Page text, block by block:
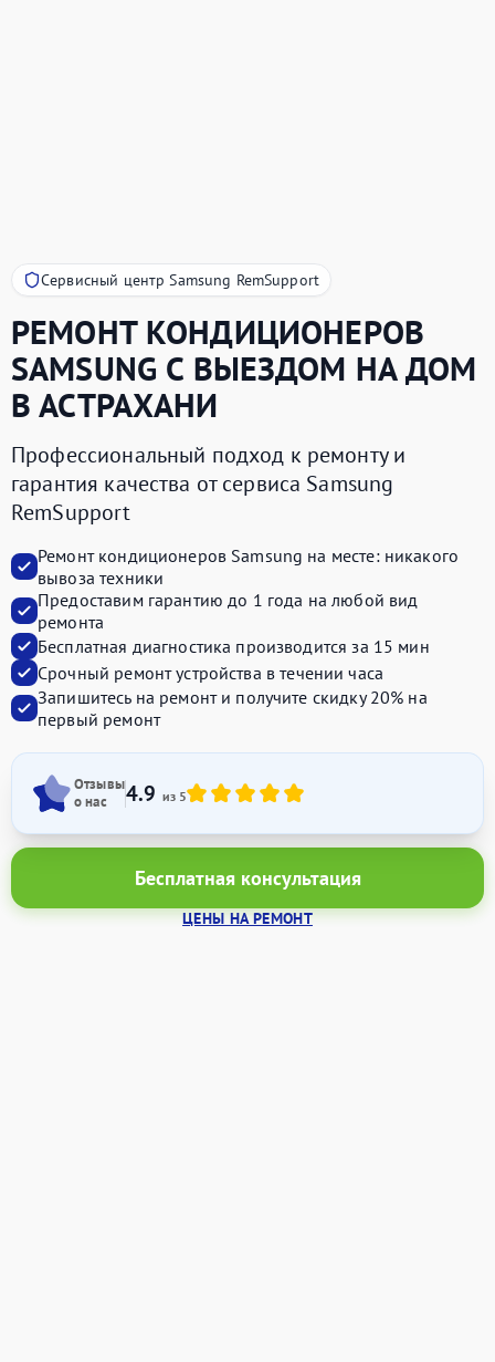
Сервисный центр Samsung RemSupport
РЕМОНТ КОНДИЦИОНЕРОВ
SAMSUNG С ВЫЕЗДОМ НА ДОМ
В АСТРАХАНИ
Профессиональный подход к ремонту и
гарантия качества от сервиса Samsung
RemSupport
Ремонт кондиционеров Samsung на месте: никакого
вывоза техники
Предоставим гарантию до 1 года на любой вид
ремонта
Бесплатная диагностика производитсяза 15 мин
Срочный ремонт устройства в течении часа
Запишитесь на ремонт и получите скидку 20% на
первый ремонт
Отзывы
о нас
4.9 из 5
Бесплатная консультация
ЦЕНЫ НА РЕМОНТ